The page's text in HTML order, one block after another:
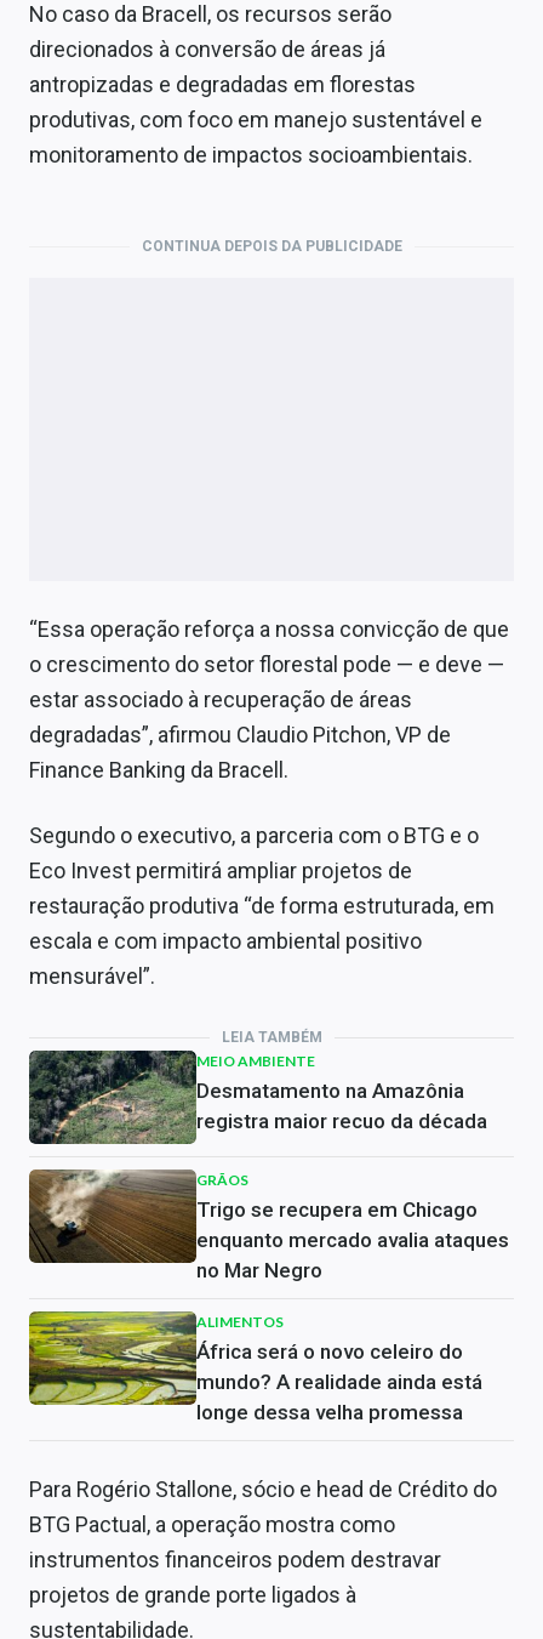
No caso da Bracell, os recursos serão
direcionados à conversão de áreas já
antropizadas e degradadas em florestas
produtivas, com foco em manejo sustentável e
monitoramento de impactos socioambientais.
CONTINUA DEPOIS DA PUBLICIDADE
“Essa operação reforça a nossa convicção de que
o crescimento do setor florestal pode — e deve —
estar associado à recuperação de áreas
degradadas”, afirmou Claudio Pitchon, VP de
Finance Banking da Bracell.
Segundo o executivo, a parceria com o BTG e o
Eco Invest permitirá ampliar projetos de
restauração produtiva “de forma estruturada, em
escala e com impacto ambiental positivo
mensurável”.
LEIA TAMBÉM
MEIO AMBIENTE
Desmatamento na Amazônia
registra maior recuo da década
GRÃOS
Trigo se recupera em Chicago
enquanto mercado avalia ataques
no Mar Negro
ALIMENTOS
África será o novo celeiro do
mundo? A realidade ainda está
longe dessa velha promessa
Para Rogério Stallone, sócio e head de Crédito do
BTG Pactual, a operação mostra como
instrumentos financeiros podem destravar
projetos de grande porte ligados à
sustentabilidade.